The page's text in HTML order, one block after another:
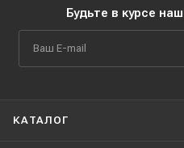
Будьте в курсе
КАТАЛОГ